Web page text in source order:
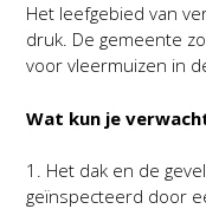
Het leefgebied van
druk. De gemeente
voor vleermuizen in
Wat kun je
1. Het dak en de
geïnspecteerd door